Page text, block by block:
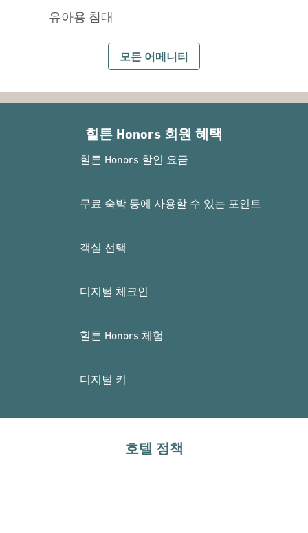
유아용 침대
모든 어메니티
힐튼 Honors 회원 혜택
힐튼 Honors 할인 요금
무료 숙박 등에 사용할 수 있는 포인트
객실 선택
디지털 체크인
힐튼 Honors 체험
디지털 키
호텔 정책